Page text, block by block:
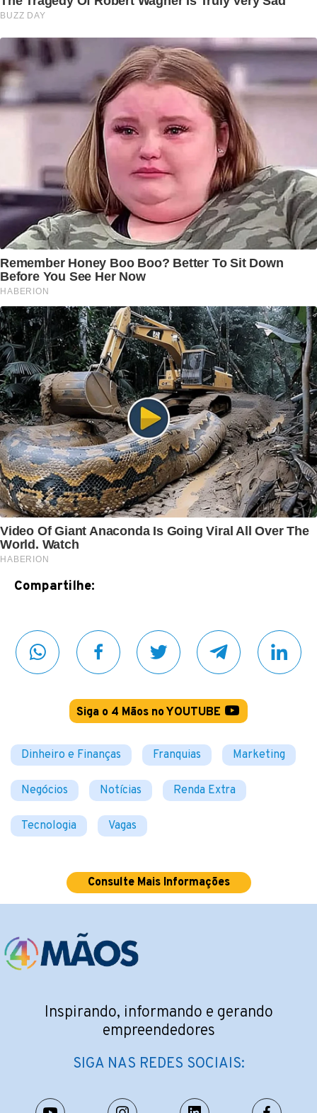
Compartilhe:
Siga o 4 Mãos no YOUTUBE
Dinheiro e Finanças Franquias Marketing
Negócios Notícias Renda Extra
Tecnologia Vagas
Consulte Mais Informações
Inspirando, informando e gerando
empreendedores
SIGA NAS REDES SOCIAIS: